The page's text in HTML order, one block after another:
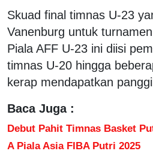
Skuad final timnas U-23
Vanenburg untuk
Piala AFF U-23 ini diisi
timnas U-20 hingga
kerap mendapatkan
Baca Juga :
Debut Pahit Timnas Basket
A Piala Asia FIBA Putri 2025